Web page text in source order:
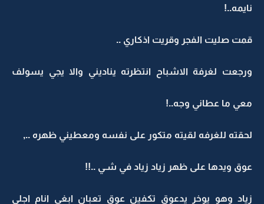
نايمه..!
قمت صليت الفجر وقريت اذكاري ..
ورجعت لغرفة الاشباح انتظرته يناديني والا يجي يسولف
معي ما عطاني وجه..!
لحقته للغرفه لقيته متكور على نفسه ومعطيني ظهره ..,
عوق ويدها على ظهر زياد زياد في شـي ..!!
زياد وهو يوخر يدعوق تكفين عوق تعبان ابغى انام اجلي